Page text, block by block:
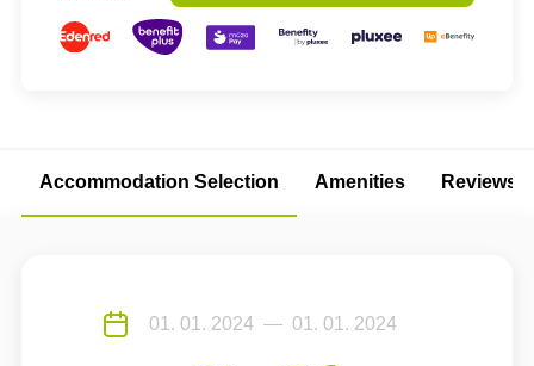
Accommodation Selection Amenities Reviews